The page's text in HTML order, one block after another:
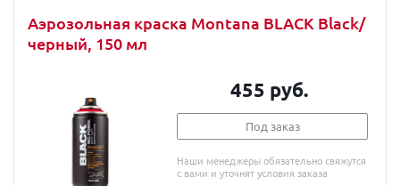
Аэрозольная краска Montana BLACK Black/
черный, 150 мл
455 руб.
Под заказ
Наши менеджеры обязательно свяжутся
с вами и уточнят условия заказа